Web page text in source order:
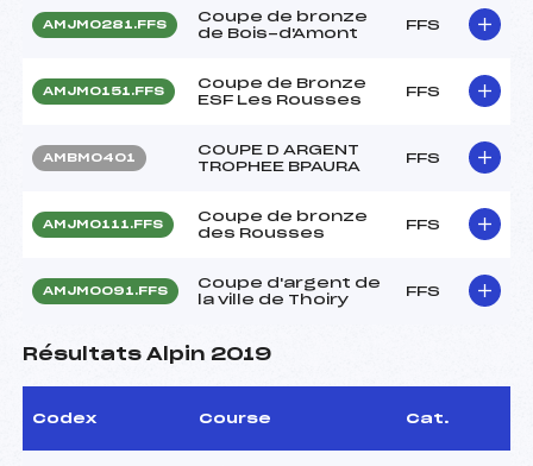
AMJM0281.FFS
Coupe de bronze
de Bois-d'Amont
FFS
AMJM0151.FFS
Coupe de Bronze
ESF Les Rousses
FFS
AMBM0401
COUPE D ARGENT
TROPHEE BPAURA
FFS
AMJM0111.FFS
Coupe de bronze
des Rousses
FFS
AMJM0091.FFS
Coupe d'argent de
la ville de Thoiry
FFS
Résultats Alpin 2019
Codex Course Cat.